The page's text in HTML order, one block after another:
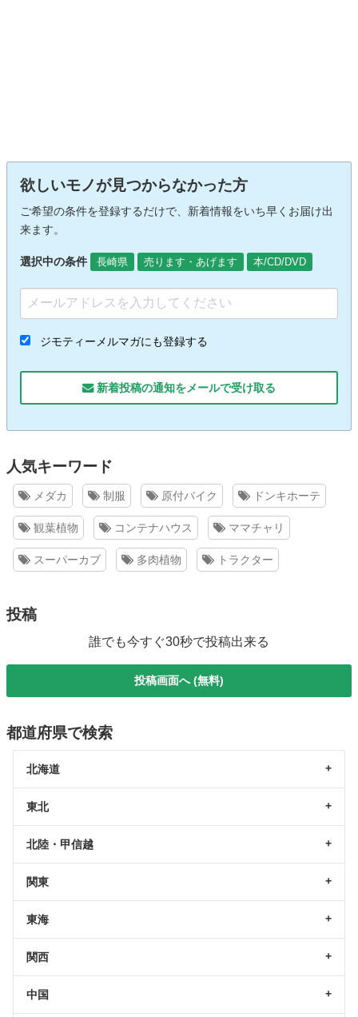
欲しいモノが見つからなかった方
ご希望の条件を登録するだけで、新着情報をいち早くお届け出
来ます。
選択中の条件 長崎県 売ります・あげます 本/CD/DVD
ジモティーメルマガにも登録する
新着投稿の通知をメールで受け取る
人気キーワード
メダカ 制服 原付バイク ドンキホーテ
観葉植物 コンテナハウス ママチャリ
スーパーカブ 多肉植物 トラクター
投稿
誰でも今すぐ30秒で投稿出来る
投稿画面へ (無料)
都道府県で検索
北海道
東北
北陸・甲信越
関東
東海
関西
中国